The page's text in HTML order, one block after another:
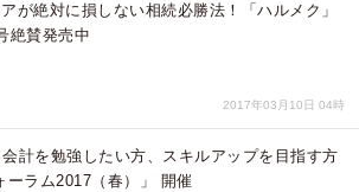
が絶対に損しない相続必勝法！「ハルメク」
絶賛発売中
2017年03月10日 04時
計を勉強したい方、スキルアップを目指す方
ーラム2017（春）」 開催